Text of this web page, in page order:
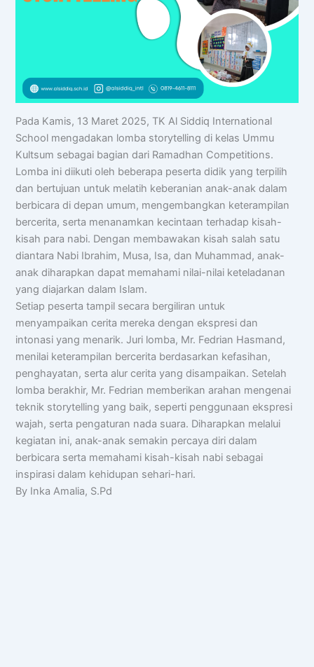
Pada Kamis, 13 Maret 2025, TK Al Siddiq International
School mengadakan lomba storytelling di kelas Ummu
Kultsum sebagai bagian dari Ramadhan Competitions.
Lomba ini diikuti oleh beberapa peserta didik yang terpilih
dan bertujuan untuk melatih keberanian anak-anak dalam
berbicara di depan umum, mengembangkan keterampilan
bercerita, serta menanamkan kecintaan terhadap kisah-
kisah para nabi. Dengan membawakan kisah salah satu
diantara Nabi Ibrahim, Musa, Isa, dan Muhammad, anak-
anak diharapkan dapat memahami nilai-nilai keteladanan
yang diajarkan dalam Islam.
Setiap peserta tampil secara bergiliran untuk
menyampaikan cerita mereka dengan ekspresi dan
intonasi yang menarik. Juri lomba, Mr. Fedrian Hasmand,
menilai keterampilan bercerita berdasarkan kefasihan,
penghayatan, serta alur cerita yang disampaikan. Setelah
lomba berakhir, Mr. Fedrian memberikan arahan mengenai
teknik storytelling yang baik, seperti penggunaan ekspresi
wajah, serta pengaturan nada suara. Diharapkan melalui
kegiatan ini, anak-anak semakin percaya diri dalam
berbicara serta memahami kisah-kisah nabi sebagai
inspirasi dalam kehidupan sehari-hari.
By Inka Amalia, S.Pd